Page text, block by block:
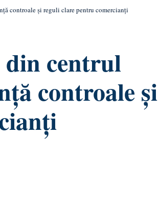
controale și reguli clare pentru comercianți
din centrul
controale și